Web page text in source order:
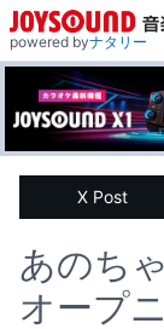
powered byナタリー
X Post
あのち
オープ